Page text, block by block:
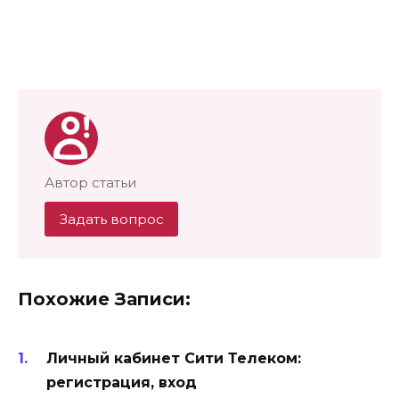
Автор статьи
Задать вопрос
Похожие Записи:
Личный кабинет Сити Телеком:
регистрация, вход